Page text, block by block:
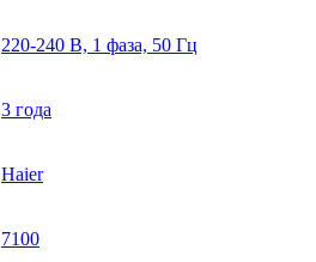
220-240 В, 1 фаза, 50 Гц
3 года
Haier
7100